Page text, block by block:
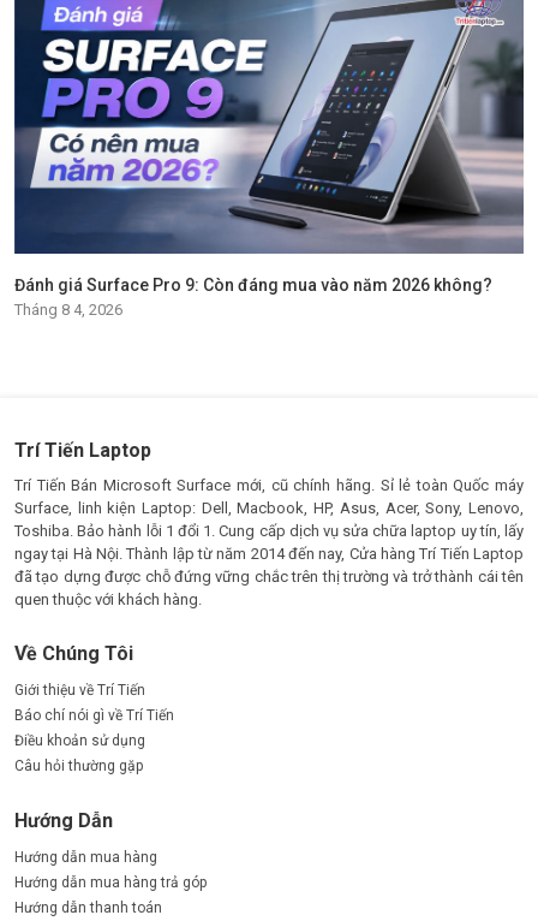
Đánh giá Surface Pro 9: Còn đáng mua vào năm 2026 không?
Tháng 8 4, 2026
Trí Tiến Laptop
Trí Tiến Bán Microsoft Surface mới, cũ chính hãng. Sỉ lẻ toàn Quốc máy
Surface, linh kiện Laptop: Dell, Macbook, HP, Asus, Acer, Sony, Lenovo,
Toshiba. Bảo hành lỗi 1 đổi 1. Cung cấp dịch vụ sửa chữa laptop uy tín, lấy
ngay tại Hà Nội. Thành lập từ năm 2014 đến nay, Cửa hàng Trí Tiến Laptop
đã tạo dựng được chỗ đứng vững chắc trên thị trường và trở thành cái tên
quen thuộc với khách hàng.
Về Chúng Tôi
Giới thiệu về Trí Tiến
Báo chí nói gì về Trí Tiến
Điều khoản sử dụng
Câu hỏi thường gặp
Hướng Dẫn
Hướng dẫn mua hàng
Hướng dẫn mua hàng trả góp
Hướng dẫn thanh toán